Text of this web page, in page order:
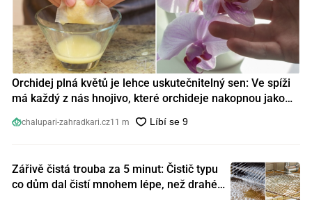
Orchidej plná květů je lehce uskutečnitelný sen: Ve spíži
má každý z nás hnojivo, které orchideje nakopnou jako
chalupari-zahradkari.cz11 m
Zářivě čistá trouba za 5 minut: Čistič typu
co dům dal čistí mnohem lépe, než drahé